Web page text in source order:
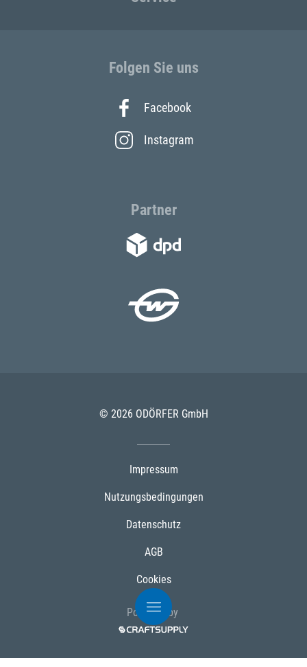
Folgen Sie uns
Facebook
Instagram
Partner
© 2026 ODÖRFER GmbH
Impressum
Nutzungsbedingungen
Datenschutz
AGB
Cookies
Powered by